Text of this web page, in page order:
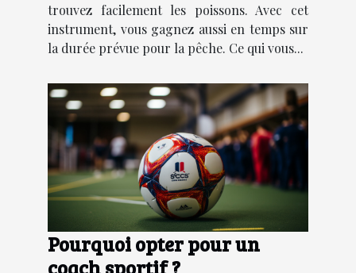
trouvez facilement les poissons. Avec cet
instrument, vous gagnez aussi en temps sur
la durée prévue pour la pêche. Ce qui vous...
Pourquoi opter pour un
coach sportif ?